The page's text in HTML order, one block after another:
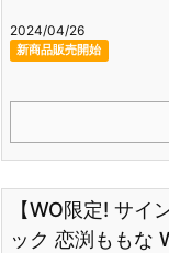
2024/04/26
新商品販売開始
【WO限定! サイ
ック 恋渕ももな